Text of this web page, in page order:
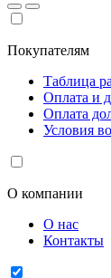
Покупателям
Таблица
Оплата и
Оплата
Условия
О компании
О нас
Контакты